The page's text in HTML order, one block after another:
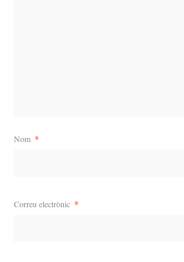
Nom *
Correu electrònic *